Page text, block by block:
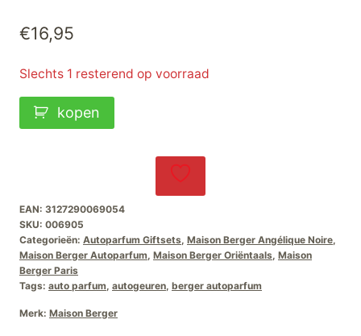
€16,95
Slechts 1 resterend op voorraad
Maison
Berger
Angélique-
Noire
aantal
kopen
EAN: 3127290069054
SKU: 006905
Categorieën: Autoparfum Giftsets, Maison Berger Angélique Noire,
Maison Berger Autoparfum, Maison Berger Oriëntaals, Maison
Berger Paris
Tags: auto parfum, autogeuren, berger autoparfum
Merk: Maison Berger